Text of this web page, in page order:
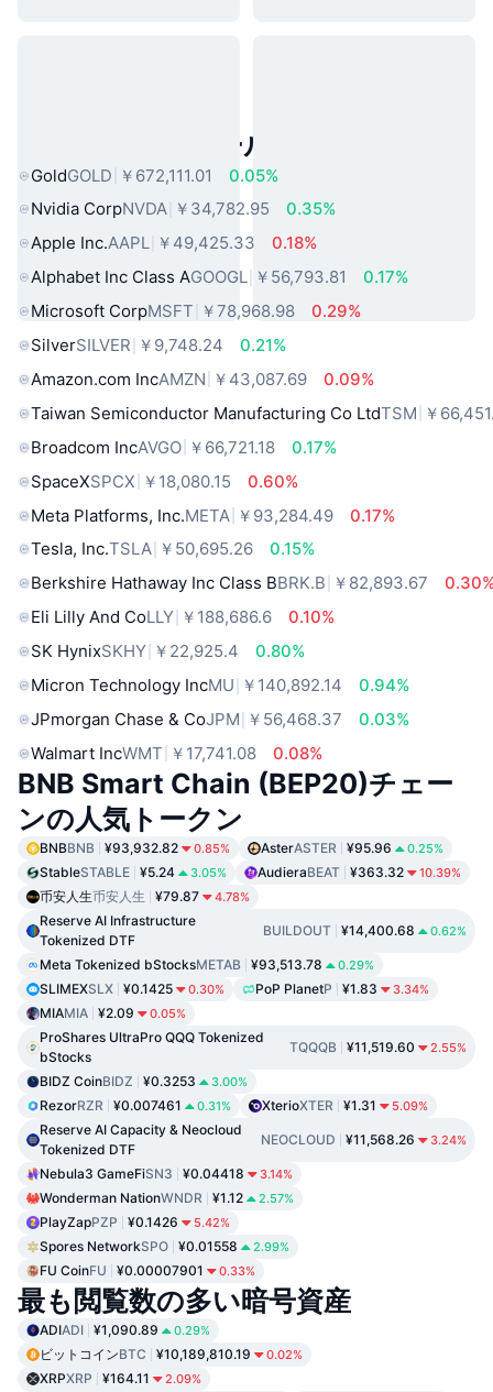
人気のリアルワールドアセット
GoldGOLD ￥672,111.01
0.05%
Nvidia CorpNVDA ￥34,782.95
0.35%
Apple Inc.AAPL ￥49,425.33
0.18%
Alphabet Inc Class AGOOGL ￥56,793.81
0.17%
Microsoft CorpMSFT ￥78,968.98
0.29%
SilverSILVER ￥9,748.24
0.21%
Amazon.com IncAMZN ￥43,087.69
0.09%
Taiwan Semiconductor Manufacturing Co LtdTSM ￥
Broadcom IncAVGO ￥66,721.18
0.17%
SpaceXSPCX ￥18,080.15
0.60%
Meta Platforms, Inc.META ￥93,284.49
0.17%
Tesla, Inc.TSLA ￥50,695.26
0.15%
Berkshire Hathaway Inc Class BBRK.B ￥82,893.67
Eli Lilly And CoLLY ￥188,686.6
0.10%
SK HynixSKHY ￥22,925.4
0.80%
Micron Technology IncMU ￥140,892.14
0.94%
JPmorgan Chase & CoJPM ￥56,468.37
0.03%
Walmart IncWMT ￥17,741.08 0.08%
BNB Smart Chain (BEP20)チェー
ンの人気トークン
BNBBNB ¥93,932.82 0.85% AsterASTER ¥95.96 0.25%
StableSTABLE ¥5.24 3.05% AudieraBEAT ¥363.32 10.39%
币安人生币安人生 ¥79.87 4.78%
Reserve AI Infrastructure
Tokenized DTF
BUILDOUT ¥14,400.68 0.62%
Meta Tokenized bStocksMETAB ¥93,513.78 0.29%
SLIMEXSLX ¥0.1425 0.30% PoP PlanetP ¥1.83 3.34%
MIAMIA ¥2.09 0.05%
ProShares UltraPro QQQ Tokenized
bStocks
TQQQB ¥11,519.60 2.55%
BIDZ CoinBIDZ ¥0.3253 3.00%
RezorRZR ¥0.007461 0.31% XterioXTER ¥1.31 5.09%
Reserve AI Capacity & Neocloud
Tokenized DTF
NEOCLOUD ¥11,568.26 3.24%
Nebula3 GameFiSN3 ¥0.04418 3.14%
Wonderman NationWNDR ¥1.12 2.57%
PlayZapPZP ¥0.1426 5.42%
Spores NetworkSPO ¥0.01558 2.99%
FU CoinFU ¥0.00007901 0.33%
最も閲覧数の多い暗号資産
ADIADI ¥1,090.89 0.29%
ビットコインBTC ¥10,189,810.19 0.02%
XRPXRP ¥164.11 2.09%